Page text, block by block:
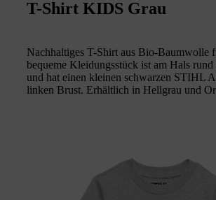
T-Shirt KIDS Grau
Nachhaltiges T-Shirt aus Bio-Baumwolle
bequeme Kleidungsstück ist am Hals rund
und hat einen kleinen schwarzen STIHL
linken Brust. Erhältlich in Hellgrau und